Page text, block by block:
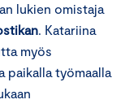
lukien omistaja
. Katariina
myös
paikalla työmaalla